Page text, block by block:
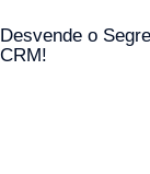
Desvende o
CRM!